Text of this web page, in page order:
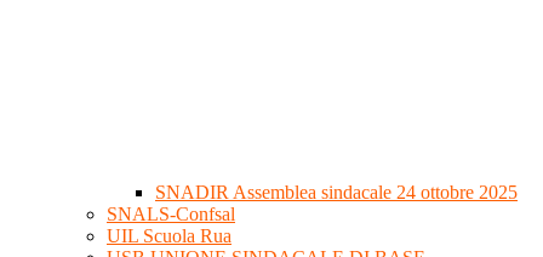
SNADIR Assemblea sindacale 24 ottobre 2025
SNALS-Confsal
UIL Scuola Rua